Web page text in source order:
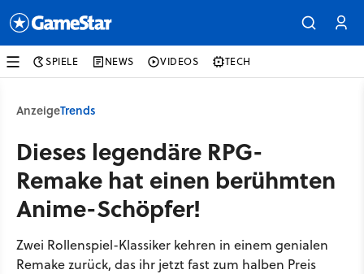
SPIELE NEWS VIDEOS TECH
AnzeigeTrends
Dieses legendäre RPG-
Remake hat einen berühmten
Anime-Schöpfer!
Zwei Rollenspiel-Klassiker kehren in einem genialen
Remake zurück, das ihr jetzt fast zum halben Preis